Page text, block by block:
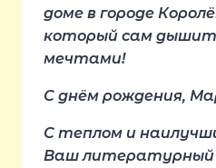
доме в городе
который сам дышит
мечтами!
С днём рождения,
С теплом и
Ваш литературный